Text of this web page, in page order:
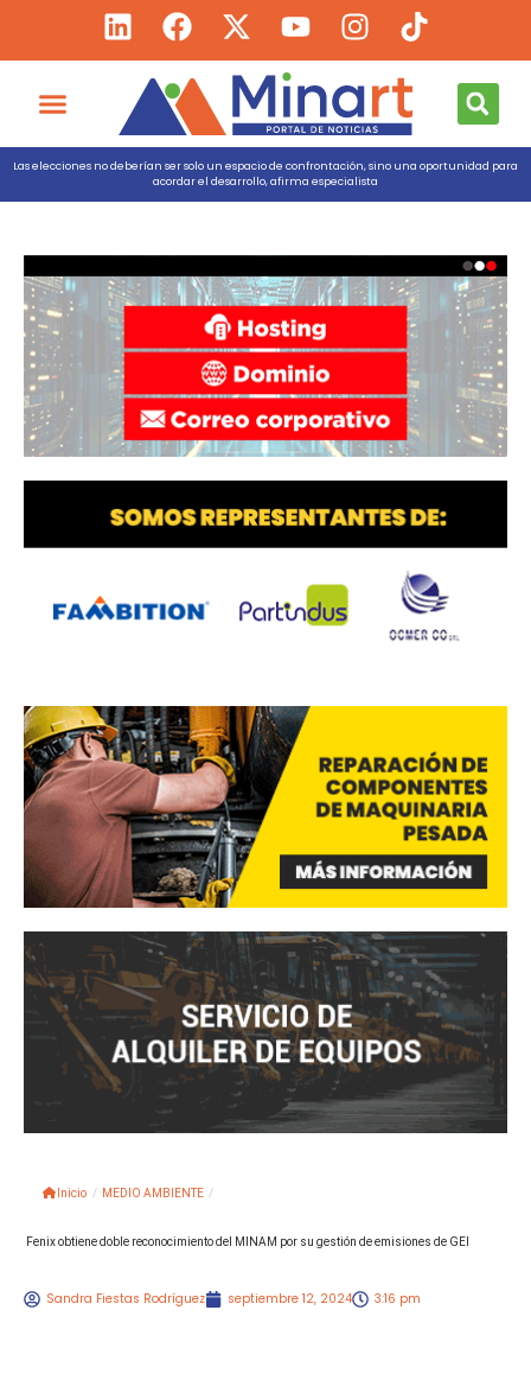
Las elecciones no deberían ser solo un espacio de confrontación, sino una oportunidad para
acordar el desarrollo, afirma especialista
Inicio / MEDIO AMBIENTE /
Fenix obtiene doble reconocimiento del MINAM por su gestión de emisiones de GEI
Sandra Fiestas Rodríguez septiembre 12, 2024 3:16 pm